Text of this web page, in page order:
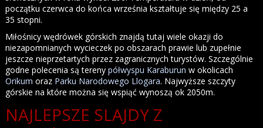
początku czerwca do końca września kształtuje się między 25 a
35 stopni.
Miłośnicy wędrówek górskich znajdą tutaj wiele okazji do
niezapomnianych wycieczek po obszarach prawie lub zupełnie
jeszcze nieprzetartych przez zagranicznych turystów. Szczególnie
godne polecenia są terenypółwyspu Karaburun w okolicach
Orikum oraz Parku Narodowego Llogara. Najwyższe szczyty
górskie na które można się wspiąć wynoszą ok 2050m.
NAJLEPSZE SLAJDY Z